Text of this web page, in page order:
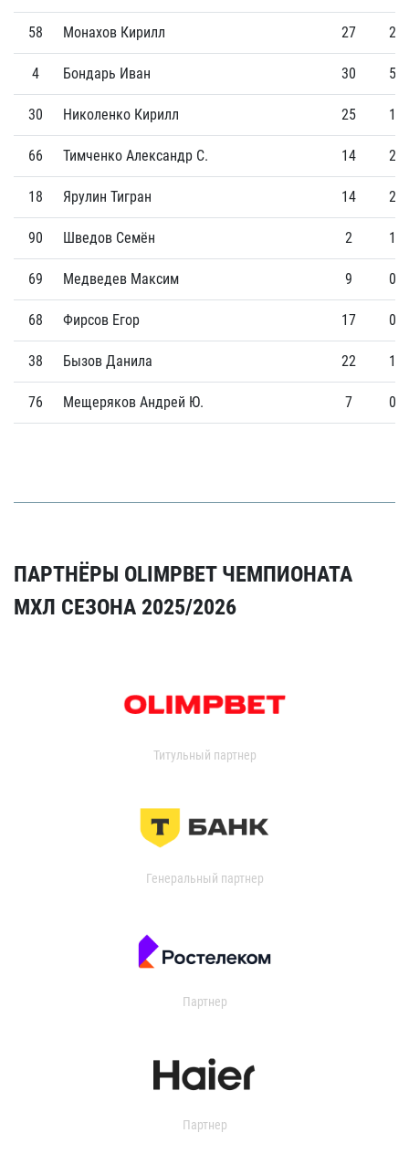
58 Монахов Кирилл 27 2
4 Бондарь Иван 30 5
30 Николенко Кирилл 25 1
66 Тимченко Александр С. 14 2
18 Ярулин Тигран 14 2
90 Шведов Семён 2 1
69 Медведев Максим 9 0
68 Фирсов Егор 17 0
38 Бызов Данила 22 1
76 Мещеряков Андрей Ю. 7 0
ПАРТНЁРЫ OLIMPBET ЧЕМПИОНАТА
МХЛ СЕЗОНА 2025/2026
Титульный партнер
Генеральный партнер
Партнер
Партнер